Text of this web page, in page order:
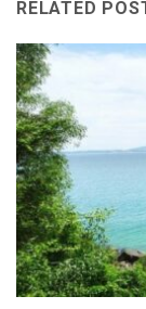
RELATED